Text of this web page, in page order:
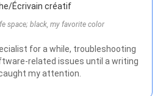
Écrivain créatif
space; black, my favorite color
for a while, troubleshooting
related issues until a writing
my attention.